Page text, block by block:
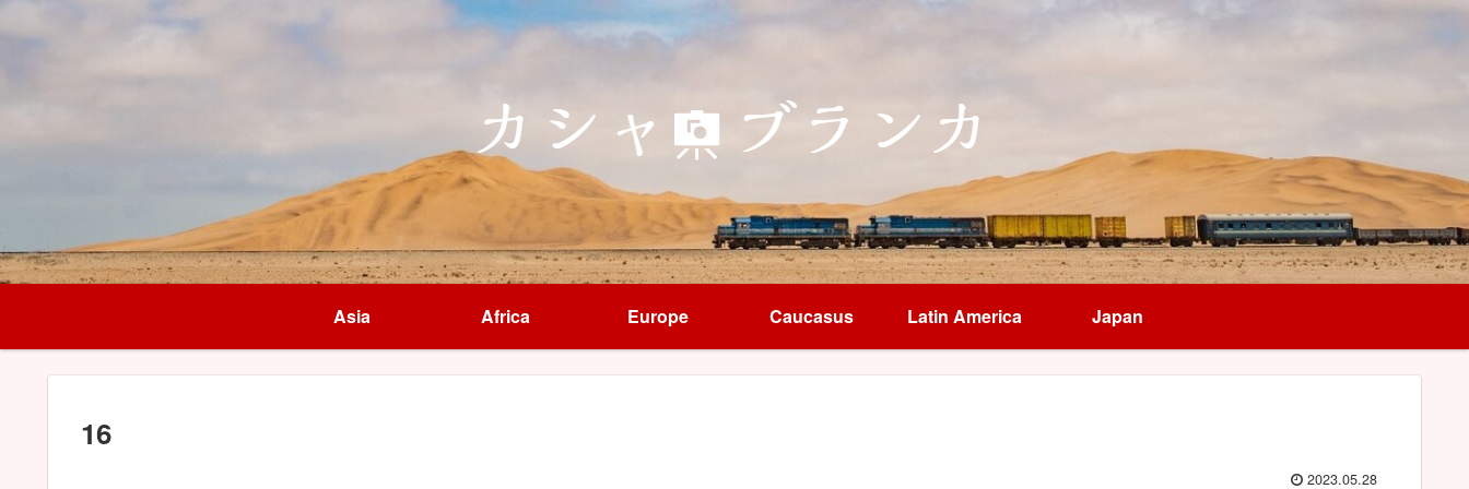
Asia Africa Europe Caucasus Latin America Japan
16
2023.05.28